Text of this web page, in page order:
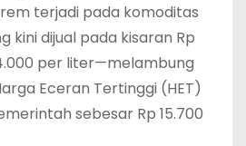
terjadi pada komoditas
kini dijual pada kisaran Rp
per liter—melambung
Eceran Tertinggi (HET)
sebesar Rp 15.700